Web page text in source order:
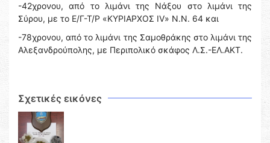
-42χρονου, από το λιμάνι της Νάξου στο λιμάνι της
Σύρου, με το Ε/Γ-Τ/Ρ «ΚΥΡΙΑΡΧΟΣ IV» Ν.Ν. 64 και
-78χρονου, από το λιμάνι της Σαμοθράκης στο λιμάνι της
Αλεξανδρούπολης, με Περιπολικό σκάφος Λ.Σ.-ΕΛ.ΑΚΤ.
Σχετικές εικόνες